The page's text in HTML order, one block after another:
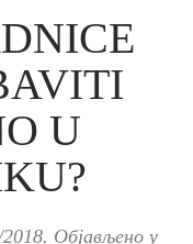
U
. Објављено у